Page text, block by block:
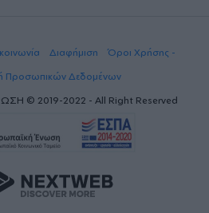
Διαφήμιση
Όροι Χρήσης -
Προσωπικών Δεδομένων
© 2019-2022 - All Right Reserved